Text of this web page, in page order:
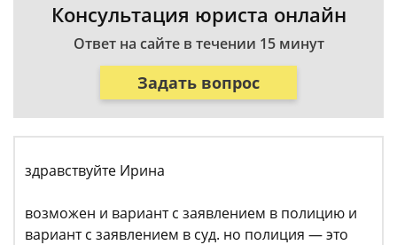
Консультация юриста онлайн
Ответ на сайте в течении 15 минут
Задать вопрос
здравствуйте Ирина
возможен и вариант с заявлением в полицию и
вариант с заявлением в суд. но полиция — это